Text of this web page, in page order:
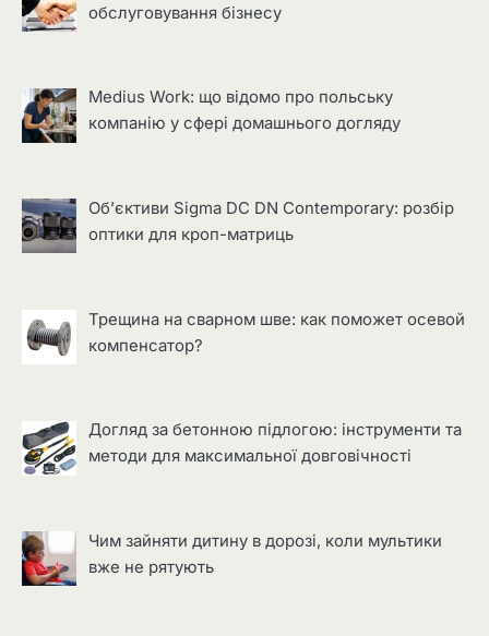
обслуговування бізнесу
Medius Work: що відомо про польську
компанію у сфері домашнього догляду
Об’єктиви Sigma DC DN Contemporary: розбір
оптики для кроп-матриць
Трещина на сварном шве: как поможет осевой
компенсатор?
Догляд за бетонною підлогою: інструменти та
методи для максимальної довговічності
Чим зайняти дитину в дорозі, коли мультики
вже не рятують